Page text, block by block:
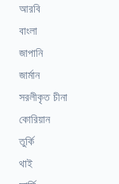
আরবি
বাংলা
জাপানি
জার্মান
সরলীকৃত চীনা
কোরিয়ান
তুর্কি
থাই